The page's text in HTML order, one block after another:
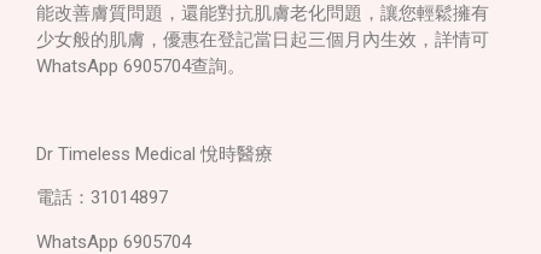
能改善膚質問題，還能對抗肌膚老化問題，讓您輕鬆擁有
少女般的肌膚，優惠在登記當日起三個月內生效，詳情可
WhatsApp 6905704查詢。
Dr Timeless Medical 悅時醫療
電話：31014897
WhatsApp 6905704